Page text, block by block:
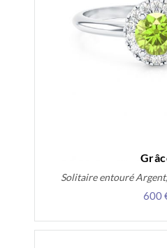
Solitaire entouré
600